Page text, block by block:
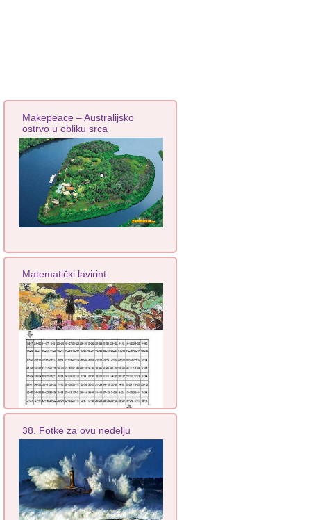
Makepeace – Australijsko
ostrvo u obliku srca
Matematički lavirint
38. Fotke za ovu nedelju